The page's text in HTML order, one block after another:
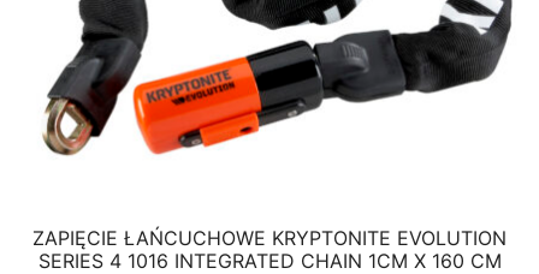
ZAPIĘCIE ŁAŃCUCHOWE KRYPTONITE EVOLUTION
SERIES 4 1016 INTEGRATED CHAIN 1CM X 160 CM